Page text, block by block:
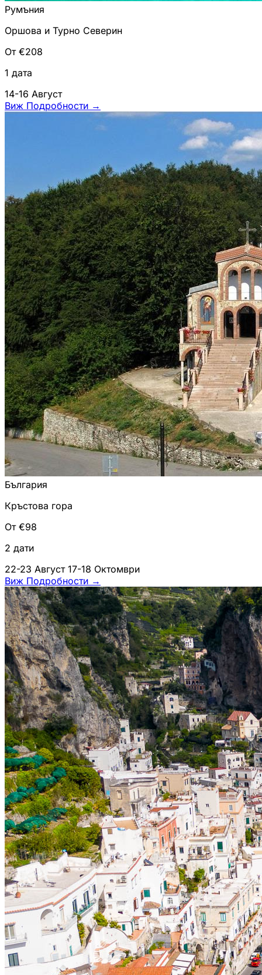
Румъния
Оршова и Турно Северин
От €208
1 дата
14-16 Август
Виж Подробности →
България
Кръстова гора
От €98
2 дати
22-23 Август 17-18 Октомври
Виж Подробности →